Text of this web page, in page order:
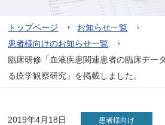
トップページ
お知らせ一覧
患者様向けのお知らせ一覧
臨床研修「血液疾患関連患者の臨床デー
る疫学観察研究」を掲載しました。
2019年4月18日 患者様向け